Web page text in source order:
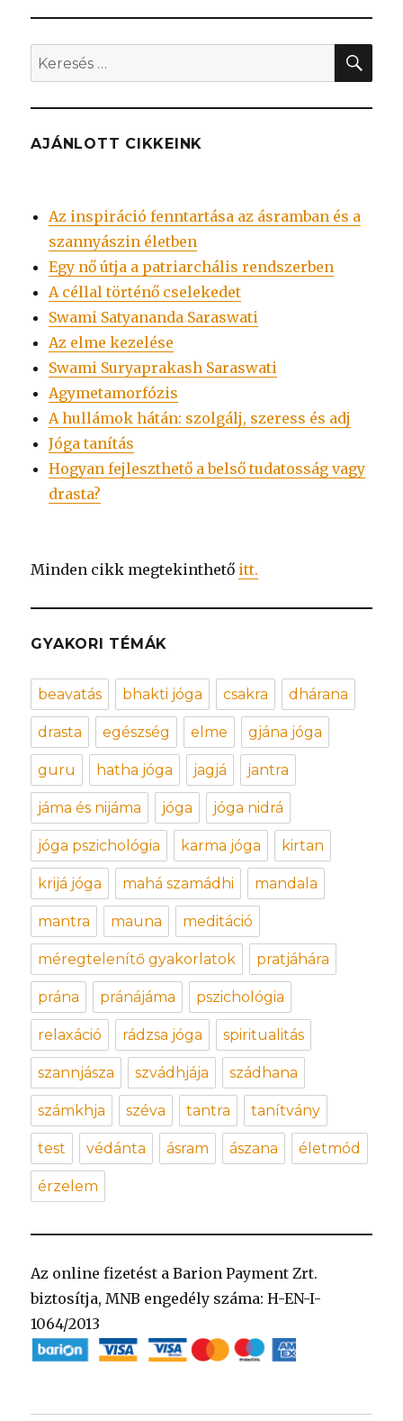
Keresés
a
következő
kifejezésre:
AJÁNLOTT CIKKEINK
Az inspiráció fenntartása az ásramban és a
szannyászin életben
Egy nő útja a patriarchális rendszerben
A céllal történő cselekedet
Swami Satyananda Saraswati
Az elme kezelése
Swami Suryaprakash Saraswati
Agymetamorfózis
A hullámok hátán: szolgálj, szeress és adj
Jóga tanítás
Hogyan fejleszthető a belső tudatosság vagy
drasta?
Minden cikk megtekinthető itt.
GYAKORI TÉMÁK
beavatás bhakti jóga csakra dhárana
drasta egészség elme gjána jóga
guru hatha jóga jagjá jantra
jáma és nijáma jóga jóga nidrá
jóga pszichológia karma jóga kirtan
krijá jóga mahá szamádhi mandala
mantra mauna meditáció
méregtelenítő gyakorlatok pratjáhára
prána pránájáma pszichológia
relaxáció rádzsa jóga spiritualitás
szannjásza szvádhjája szádhana
számkhja széva tantra tanítvány
test védánta ásram ászana életmód
érzelem
Az online fizetést a Barion Payment Zrt.
biztosítja, MNB engedély száma: H-EN-I-
1064/2013